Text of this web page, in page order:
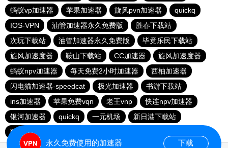
蚂蚁vp加速器
苹果加速器 旋风pvn加速器
quickq
IOS-VPN
油管加速器永久免费版
胜春下载站
次玩下载站
油管加速器永久免费版
毕竟乐民下载站
旋风加速度器
鞍山下载站 CC加速器
旋风加速度器
蚂蚁npv加速器
每天免费2小时加速器
西柚加速器
闪电猫加速器-speedcat
极光加速器
书游下载站
ins加速器
苹果免费vqn 老王vnp
快连npv加速器
银河加速器
quickq 一元机场
新日港下载站
猎豹加速器
永久免费使用的加速器 下载